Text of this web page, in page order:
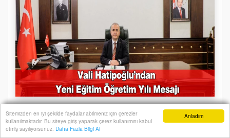
Anladım
Sitemizden en iyi şekilde faydalanabilmeniz için çerezler
kullanılmaktadır. Bu siteye giriş yaparak çerez kullanımını kabul
etmiş sayılıyorsunuz. Daha Fazla Bilgi Al
Anasayfa Yazarlar Haber Ara